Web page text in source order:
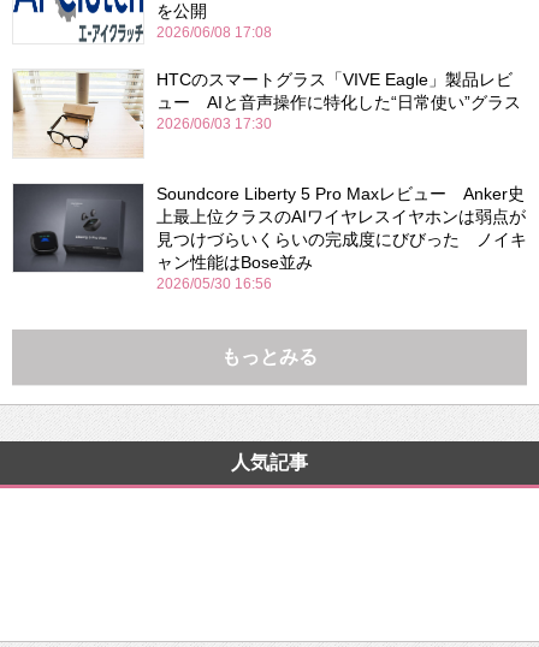
を公開
2026/06/08 17:08
HTCのスマートグラス「VIVE Eagle」製品レビ
ュー AIと音声操作に特化した“日常使い”グラス
2026/06/03 17:30
Soundcore Liberty 5 Pro Maxレビュー Anker史
上最上位クラスのAIワイヤレスイヤホンは弱点が
見つけづらいくらいの完成度にびびった ノイキ
ャン性能はBose並み
2026/05/30 16:56
もっとみる
人気記事